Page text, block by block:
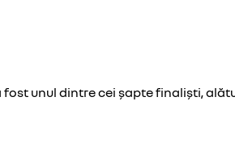
unul dintre cei șapte finaliști,